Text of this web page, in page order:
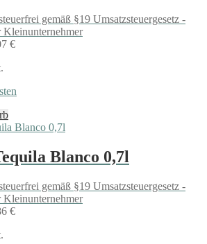
gemäß §19 Umsatzsteuergesetz -
Kleinunternehmer
€
Blanco 0,7l
gemäß §19 Umsatzsteuergesetz -
Kleinunternehmer
€